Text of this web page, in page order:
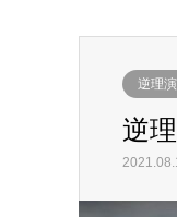
逆理
逆